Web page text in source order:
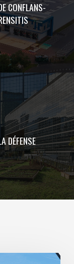
CONFLANS-
DÉFENSE